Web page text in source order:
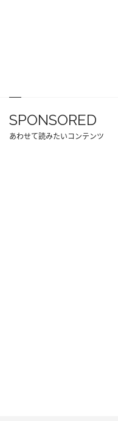
SPONSORED
あわせて読みたいコンテンツ